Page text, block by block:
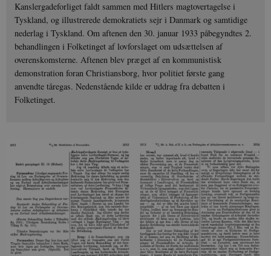
Kanslergadeforliget faldt sammen med Hitlers magtovertagelse i
Tyskland, og illustrerede demokratiets sejr i Danmark og samtidige
nederlag i Tyskland. Om aftenen den 30. januar 1933 påbegyndtes 2.
behandlingen i Folketinget af lovforslaget om udsættelsen af
overenskomsterne. Aftenen blev præget af en kommunistisk
demonstration foran Christiansborg, hvor politiet første gang
anvendte tåregas. Nedenstående kilde er uddrag fra debatten i
Folketinget.